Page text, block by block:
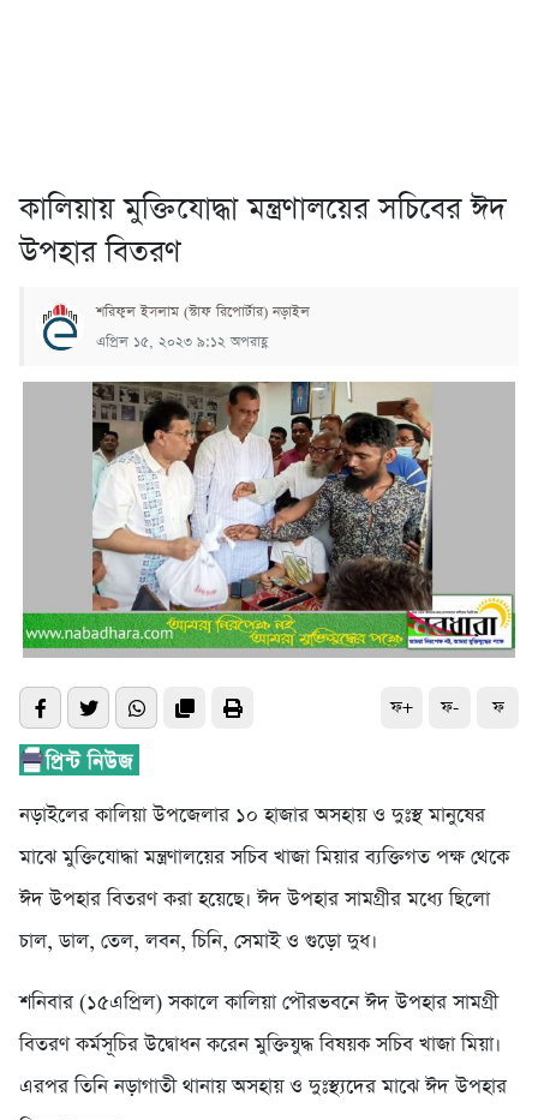
কালিয়ায় মুক্তিযোদ্ধা মন্ত্রণালয়ের সচিবের ঈদ
উপহার বিতরণ
শরিফুল ইসলাম (স্টাফ রিপোর্টার) নড়াইল
এপ্রিল ১৫, ২০২৩ ৯:১২ অপরাহ্ণ
ফ+ ফ- ফ
নড়াইলের কালিয়া উপজেলার ১০ হাজার অসহায় ও দুঃস্থ মানুষের
মাঝে মুক্তিযোদ্ধা মন্ত্রণালয়ের সচিব খাজা মিয়ার ব্যক্তিগত পক্ষ থেকে
ঈদ উপহার বিতরণ করা হয়েছে। ঈদ উপহার সামগ্রীর মধ্যে ছিলো
চাল, ডাল, তেল, লবন, চিনি, সেমাই ও গুড়ো দুধ।
শনিবার (১৫এপ্রিল) সকালে কালিয়া পৌরভবনে ঈদ উপহার সামগ্রী
বিতরণ কর্মসূচির উদ্বোধন করেন মুক্তিযুদ্ধ বিষয়ক সচিব খাজা মিয়া।
এরপর তিনি নড়াগাতী থানায় অসহায় ও দুঃস্থ্যদের মাঝে ঈদ উপহার